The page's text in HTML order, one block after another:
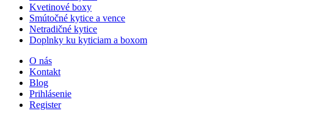
Kvetinové boxy
Smútočné kytice a vence
Netradičné kytice
Doplnky ku kyticiam a boxom
O nás
Kontakt
Blog
Prihlásenie
Register